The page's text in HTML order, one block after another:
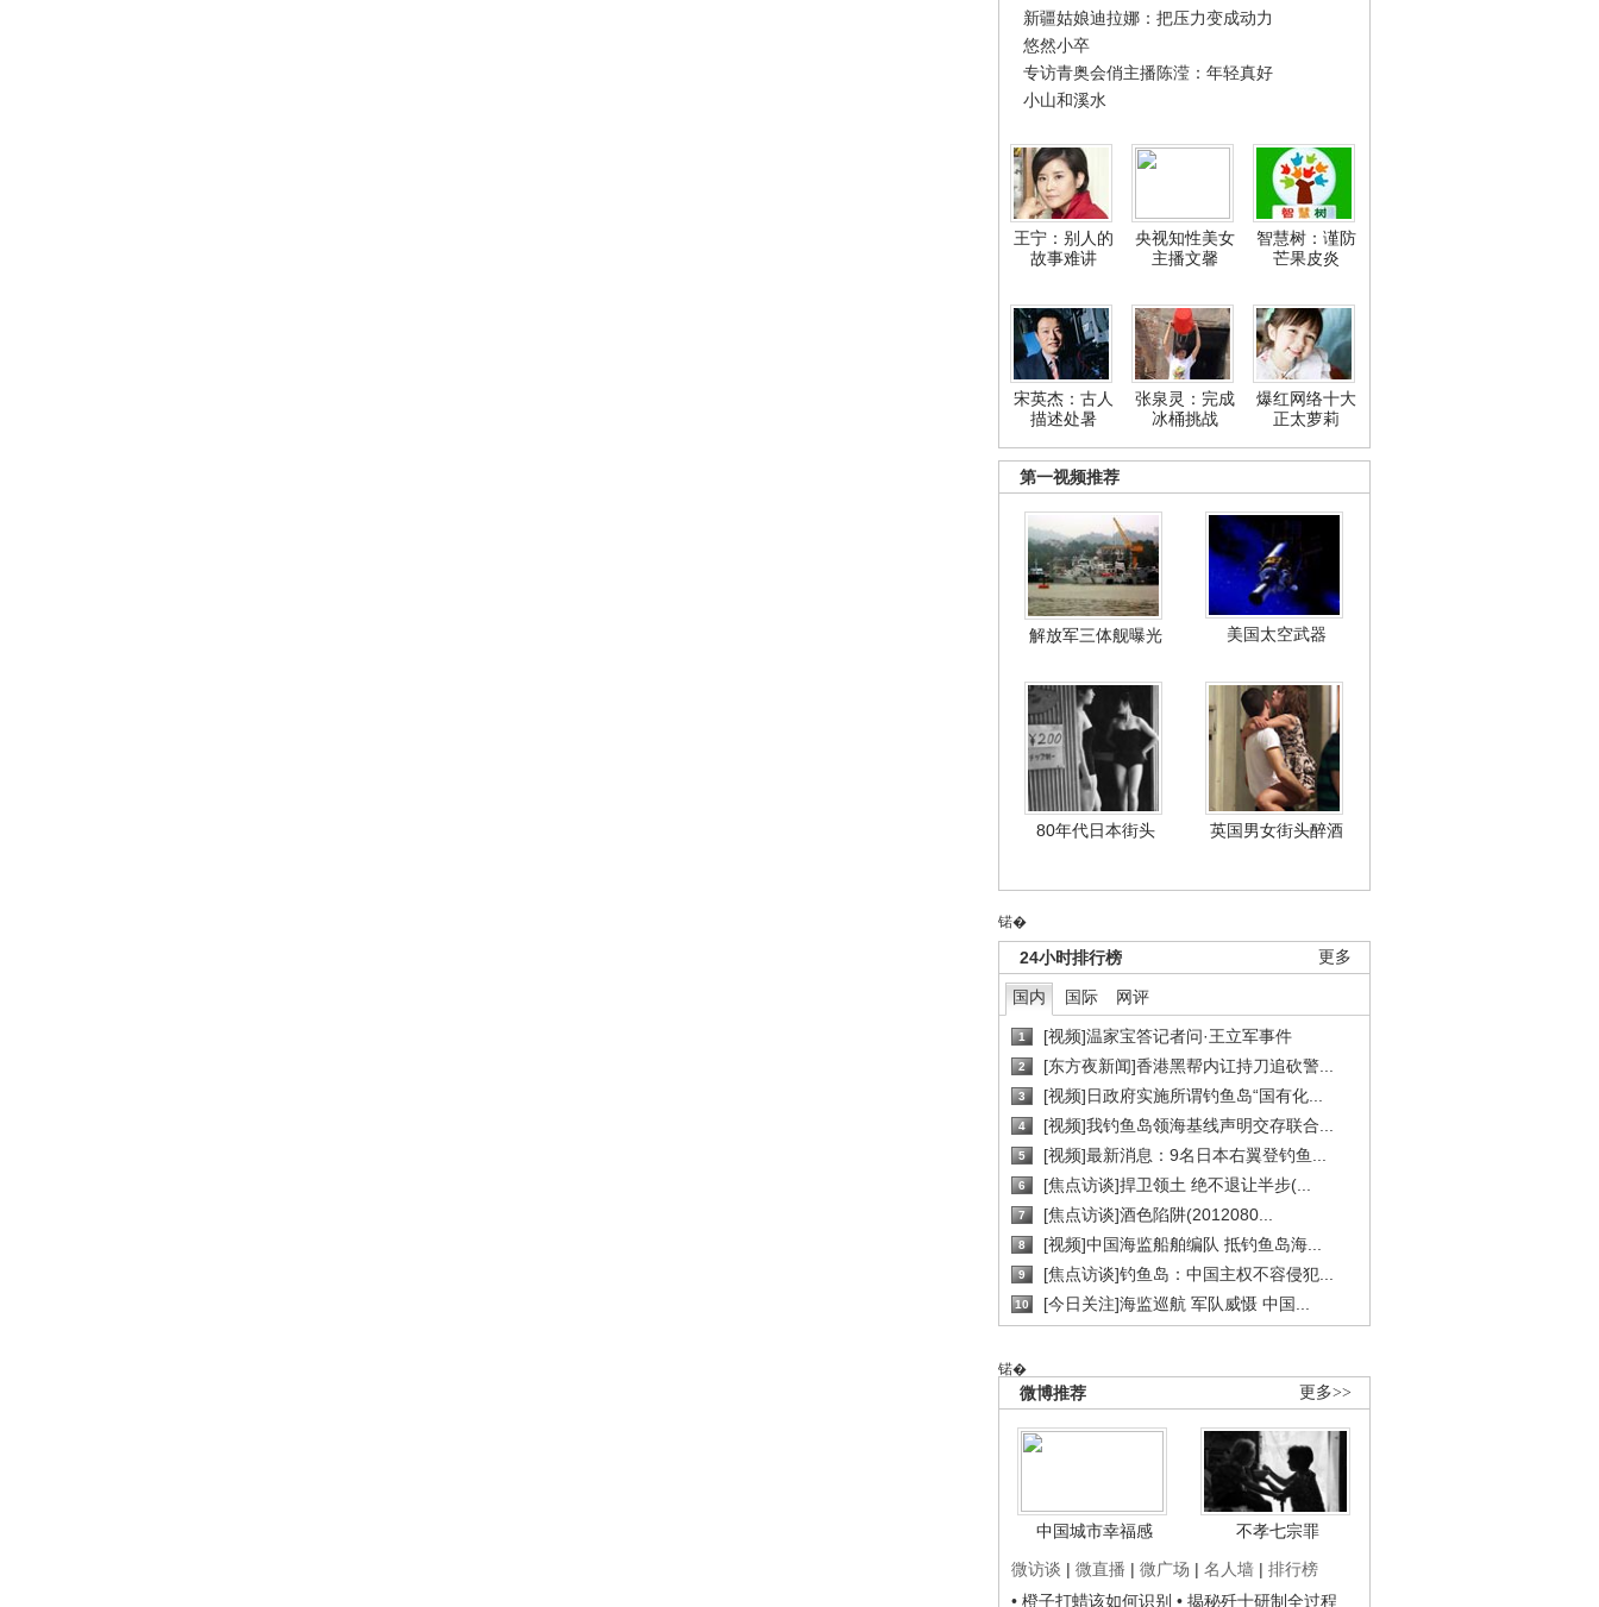
新疆姑娘迪拉娜：把压力变成动力
悠然小卒
专访青奥会俏主播陈滢：年轻真好
小山和溪水
王宁：别人的
故事难讲
央视知性美女
主播文馨
智慧树：谨防
芒果皮炎
宋英杰：古人
描述处暑
张泉灵：完成
冰桶挑战
爆红网络十大
正太萝莉
第一视频推荐
解放军三体舰曝光 美国太空武器
80年代日本街头 英国男女街头醉酒
锘�
更多
24小时排行榜
国内 国际 网评
1 [视频]温家宝答记者问·王立军事件
2 [东方夜新闻]香港黑帮内讧持刀追砍警...
3 [视频]日政府实施所谓钓鱼岛“国有化...
4 [视频]我钓鱼岛领海基线声明交存联合...
5 [视频]最新消息：9名日本右翼登钓鱼...
6 [焦点访谈]捍卫领土 绝不退让半步(...
7 [焦点访谈]酒色陷阱(2012080...
8 [视频]中国海监船舶编队 抵钓鱼岛海...
9 [焦点访谈]钓鱼岛：中国主权不容侵犯...
10 [今日关注]海监巡航 军队威慑 中国...
锘�
更多>>
微博推荐
中国城市幸福感
不孝七宗罪
微访谈 | 微直播 | 微广场 | 名人墙 | 排行榜
• 橙子打蜡该如何识别 • 揭秘歼十研制全过程